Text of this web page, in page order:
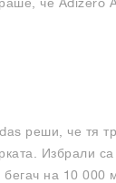
реши, че тя
Избрали са
на 10 000